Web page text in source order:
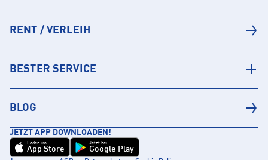
RENT / VERLEIH
BESTER SERVICE
BLOG
JETZT APP DOWNLOADEN!
Laden im
App Store
Jetzt bei
Google Play